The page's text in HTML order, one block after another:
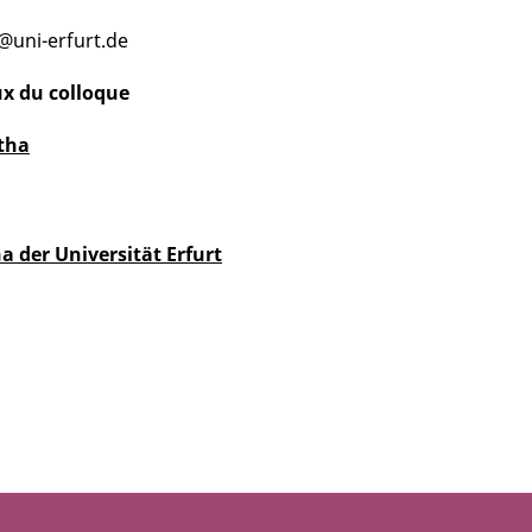
erfurt.de
du colloque
der Universität Erfurt